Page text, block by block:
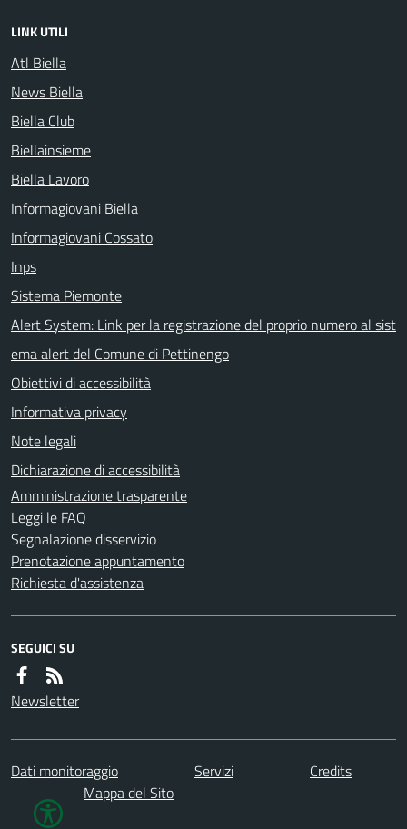
LINK UTILI
Atl Biella
News Biella
Biella Club
Biellainsieme
Biella Lavoro
Informagiovani Biella
Informagiovani Cossato
Inps
Sistema Piemonte
Alert System: Link per la registrazione del proprio numero al sist
ema alert del Comune di Pettinengo
Obiettivi di accessibilità
Informativa privacy
Note legali
Dichiarazione di accessibilità
Amministrazione trasparente
Leggi le FAQ
Segnalazione disservizio
Prenotazione appuntamento
Richiesta d'assistenza
SEGUICI SU
Newsletter
Dati monitoraggio Servizi
Credits
Mappa del Sito